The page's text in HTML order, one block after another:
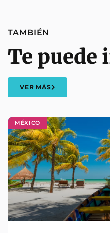
MÉXICO
TAMBIÉN
Te puede
VER MÁS